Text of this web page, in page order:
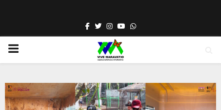
Facebook
TwitterInstagram
YoutubeWhatsapp
PRIMARY